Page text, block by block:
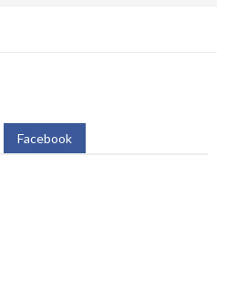
Facebook